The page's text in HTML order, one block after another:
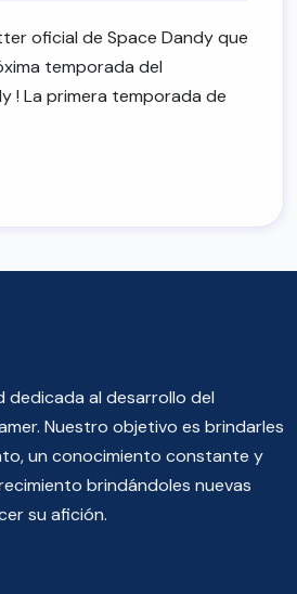
oficial de Space Dandy que
temporada del
! La primera temporada de
dedicada al desarrollo del
Nuestro objetivo es brindarles
un conocimiento constante y
brindándoles nuevas
su afición.